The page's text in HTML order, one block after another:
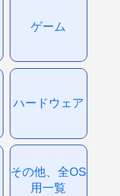
ゲーム
ハードウェア
その他、全OS
用一覧